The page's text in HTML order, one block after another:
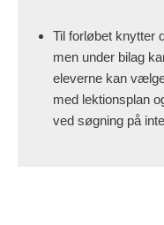
Til forløbet knytter
men under bilag
eleverne kan
med lektionsplan
ved søgning på